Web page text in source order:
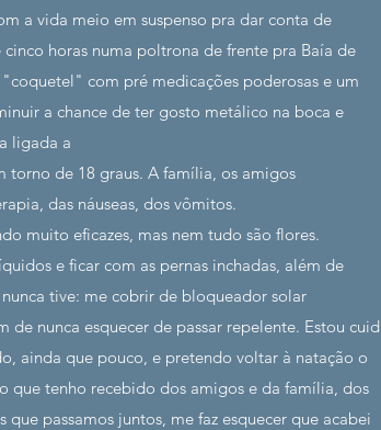
a vida meio em suspenso pra dar conta de
horas numa poltrona de frente pra Baía de
com pré medicações poderosas e um
a chance de ter gosto metálico na boca e
ligada a
torno de 18 graus. A família, os amigos
das náuseas, dos vômitos.
muito eficazes, mas nem tudo são flores.
e ficar com as pernas inchadas, além de
tive: me cobrir de bloqueador solar
nunca esquecer de passar repelente. Estou cuid
ainda que pouco, e pretendo voltar à natação o
que tenho recebido dos amigos e da família, dos
passamos juntos, me faz esquecer que acabei